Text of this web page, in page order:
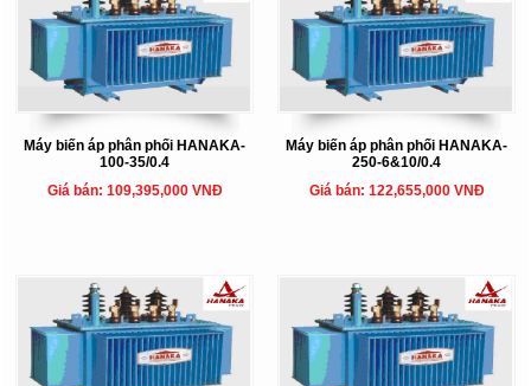
Máy biến áp phân phối HANAKA-
100-35/0.4
Giá bán: 109,395,000 VNĐ
Máy biến áp phân phối HANAKA-
250-6&10/0.4
Giá bán: 122,655,000 VNĐ